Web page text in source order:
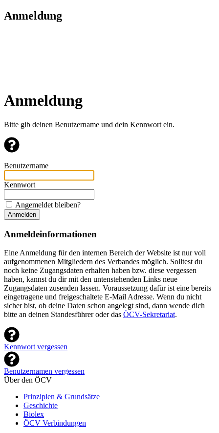
Anmeldung
Anmeldung
Bitte gib deinen Benutzername und dein Kennwort ein.
Benutzername
Kennwort
Angemeldet bleiben?
Anmelden
Anmeldeinformationen
Eine Anmeldung für den internen Bereich der Website ist nur voll
aufgenommenen Mitgliedern des Verbandes möglich. Solltest du
noch keine Zugangsdaten erhalten haben bzw. diese vergessen
haben, kannst du dir mit den untenstehenden Links neue
Zugangsdaten zusenden lassen. Voraussetzung dafür ist eine bereits
eingetragene und freigeschaltete E-Mail Adresse. Wenn du nicht
sicher bist, ob deine Daten schon angelegt sind, dann wende dich
bitte an deinen Standesführer oder das ÖCV-Sekretariat.
Kennwort vergessen
Benutzernamen vergessen
Über den ÖCV
Prinzipien & Grundsätze
Geschichte
Biolex
ÖCV Verbindungen